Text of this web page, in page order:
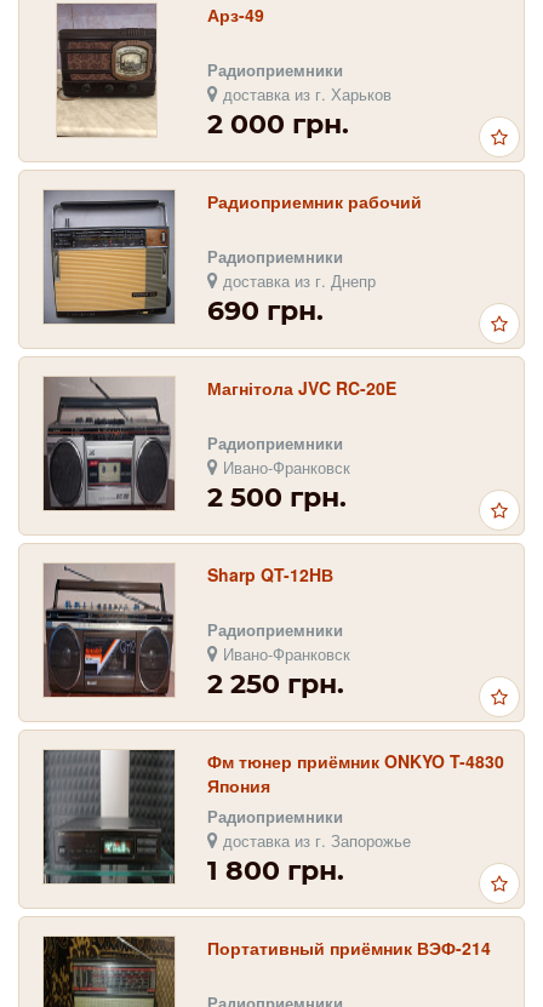
Арз-49
Радиоприемники
доставка из г. Харьков
2 000 грн.
Радиоприемник рабочий
Радиоприемники
доставка из г. Днепр
690 грн.
Магнітола JVC RC-20E
Радиоприемники
Ивано-Франковск
2 500 грн.
Sharp QT-12HВ
Радиоприемники
Ивано-Франковск
2 250 грн.
Фм тюнер приёмник ONKYO T-4830
Япония
Радиоприемники
доставка из г. Запорожье
1 800 грн.
Портативный приёмник ВЭФ-214